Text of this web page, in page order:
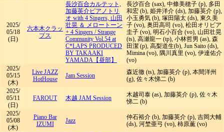
2025/
05/18
(日)
六本木クラッ
プス
長沙百合カルテット,
加藤英介ピアノトリ
オ with 4 Singers, 山田
壮晃 ＆ メロートーン
+ 4 Singers /Strange
Community Vol.54 at
C*LAPS PRODUCED
BY TAKAAKI
YAMADA【昼部】
長沙百合 (sax), 中條美穂子 (p), 多田
和宏 (b), 姫井洋介 (ds), 加藤英介 (p),
小玉勇気 (b), 塚田陽太 (ds), 東久美
子 (vo), 奥田高司 (vo), 松田オリビア
圭子 (vo), 明石小百合 (vo), 山田壮晃
(ts), 高瀬龍一 (tp), 小林哲男 (as), 森
田潔 (p), 高梨道生(b), Jun Saito (ds),
Mimina (vo), 隅川真里 (vo), 伊達佑介
(vo)
2025/
05/15
(木)
Live JAZZ
HotHouse
Jam Session
森近徹 (ts), 加藤英介 (p), 本間洋州
(g), 佐々木悌二 (b)
2025/
05/11
(日)
FAROUT 木越 JAM Session
木越司泰 (as), 加藤英介 (p), 佐々木
悌二 (b)
2025/
05/08
(木)
Piano Bar
IZUMI
Jazz
仲石裕介 (b), 加藤英介 (p), 吉岡大輔
(ds), 河埜亜弓 (vo), 柿原薫 (vo)